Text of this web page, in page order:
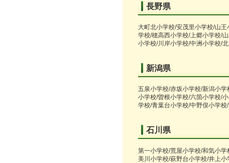
長野県
大町北小学校/安茂里小学校/山
学校/穂高西小学校/上郷小学校/
小学校/川岸小学校/中洲小学校/
新潟県
五泉小学校/赤坂小学校/新潟小
小学校/曽根小学校/六箇小学校/
学校/青葉台小学校/中野俣小学
石川県
第一小学校/荒屋小学校/和気小
美川小学校/萩野台小学校/井上